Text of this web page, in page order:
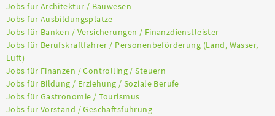
Jobs für Architektur / Bauwesen
Jobs für Ausbildungsplätze
Jobs für Banken / Versicherungen / Finanzdienstleister
Jobs für Berufskraftfahrer / Personenbeförderung (Land, Wasser,
Luft)
Jobs für Finanzen / Controlling / Steuern
Jobs für Bildung / Erziehung / Soziale Berufe
Jobs für Gastronomie / Tourismus
Jobs für Vorstand / Geschäftsführung